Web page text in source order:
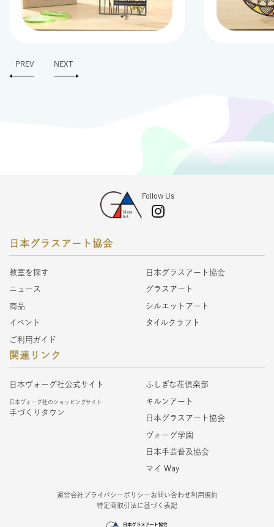
PREV NEXT
Follow Us
日本グラスアート協会
教室を探す
ニュース
商品
イベント
ご利用ガイド
日本グラスアート協会
グラスアート
シルエットアート
タイルクラフト
関連リンク
日本ヴォーグ社公式サイト
日本ヴォーグ社のショッピングサイト
手づくりタウン
ふしぎな花倶楽部
キルンアート
日本グラスアート協会
ヴォーグ学園
日本手芸普及協会
マイ Way
運営会社プライバシーポリシーお問い合わせ利用規約
特定商取引法に基づく表記